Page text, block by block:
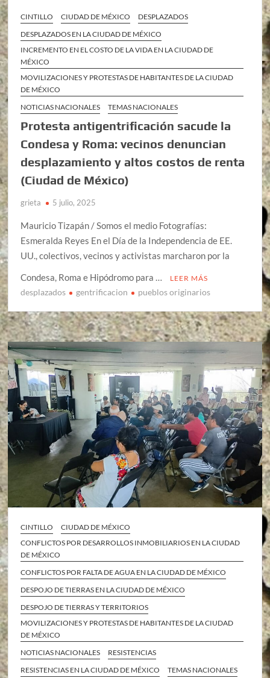
CINTILLO CIUDAD DE MÉXICO
DESPLAZADOS
DESPLAZADOS EN LA CIUDAD DE MÉXICO
INCREMENTO EN EL COSTO DE LA VIDA EN LA CIUDAD DE
MÉXICO
MOVILIZACIONES Y PROTESTAS DE HABITANTES DE LA CIUDAD
DE MÉXICO
NOTICIAS NACIONALES
TEMAS NACIONALES
Protesta antigentrificación sacude la
Condesa y Roma: vecinos denuncian
desplazamiento y altos costos de renta
(Ciudad de México)
grieta 5 julio, 2025
Mauricio Tizapán / Somos el medio Fotografías:
Esmeralda Reyes En el Día de la Independencia de EE.
UU., colectivos, vecinos y activistas marcharon por la
Condesa, Roma e Hipódromo para …
LEER MÁS
desplazados gentrificacion pueblos originarios
CINTILLO
CIUDAD DE MÉXICO
CONFLICTOS POR DESARROLLOS INMOBILIARIOS EN LA CIUDAD
DE MÉXICO
CONFLICTOS POR FALTA DE AGUA EN LA CIUDAD DE MÉXICO
DESPOJO DE TIERRAS EN LA CIUDAD DE MÉXICO
DESPOJO DE TIERRAS Y TERRITORIOS
MOVILIZACIONES Y PROTESTAS DE HABITANTES DE LA CIUDAD
DE MÉXICO
NOTICIAS NACIONALES
RESISTENCIAS
RESISTENCIAS EN LA CIUDAD DE MÉXICO
TEMAS NACIONALES